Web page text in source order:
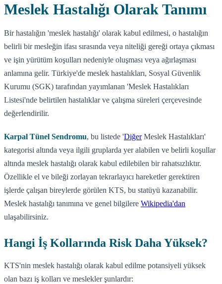
Meslek Hastalığı Olarak Tanımı
Bir hastalığın 'meslek hastalığı' olarak kabul edilmesi, o hastalığın
belirli bir mesleğin ifası sırasında veya niteliği gereği ortaya çıkması
ve işin yürütüm koşulları nedeniyle oluşması veya ağırlaşması
anlamına gelir. Türkiye'de meslek hastalıkları, Sosyal Güvenlik
Kurumu (SGK) tarafından yayımlanan 'Meslek Hastalıkları
Listesi'nde belirtilen hastalıklar ve çalışma süreleri çerçevesinde
değerlendirilir.
Karpal Tünel Sendromu, bu listede 'DiğerMeslek Hastalıkları'
kategorisi altında veya ilgili gruplarda yer alabilen ve belirli koşullar
altında meslek hastalığı olarak kabul edilebilen bir rahatsızlıktır.
Özellikle el ve bileği zorlayan tekrarlayıcı hareketler gerektiren
işlerde çalışan bireylerde görülen KTS, bu statüyü kazanabilir.
Meslek hastalığı tanımına ve genel bilgilere Wikipedia'dan
ulaşabilirsiniz.
Hangi İş Kollarında Risk Daha Yüksek?
KTS'nin meslek hastalığı olarak kabul edilme potansiyeli yüksek
olan bazı iş kolları ve meslekler şunlardır: